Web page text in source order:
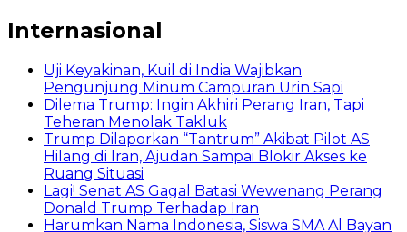
Internasional
Uji Keyakinan, Kuil di India Wajibkan
Pengunjung Minum Campuran Urin Sapi
Dilema Trump: Ingin Akhiri Perang Iran, Tapi
Teheran Menolak Takluk
Trump Dilaporkan “Tantrum” Akibat Pilot AS
Hilang di Iran, Ajudan Sampai Blokir Akses ke
Ruang Situasi
Lagi! Senat AS Gagal Batasi Wewenang Perang
Donald Trump Terhadap Iran
Harumkan Nama Indonesia, Siswa SMA Al Bayan